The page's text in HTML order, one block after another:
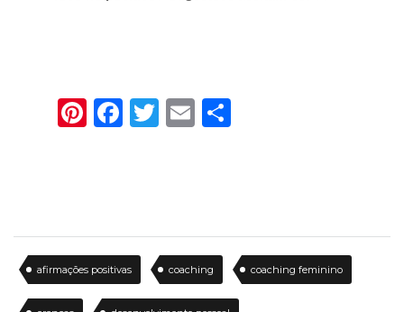
Pinterest
Facebook
Twitter
Email
afirmações positivas coaching coaching feminino